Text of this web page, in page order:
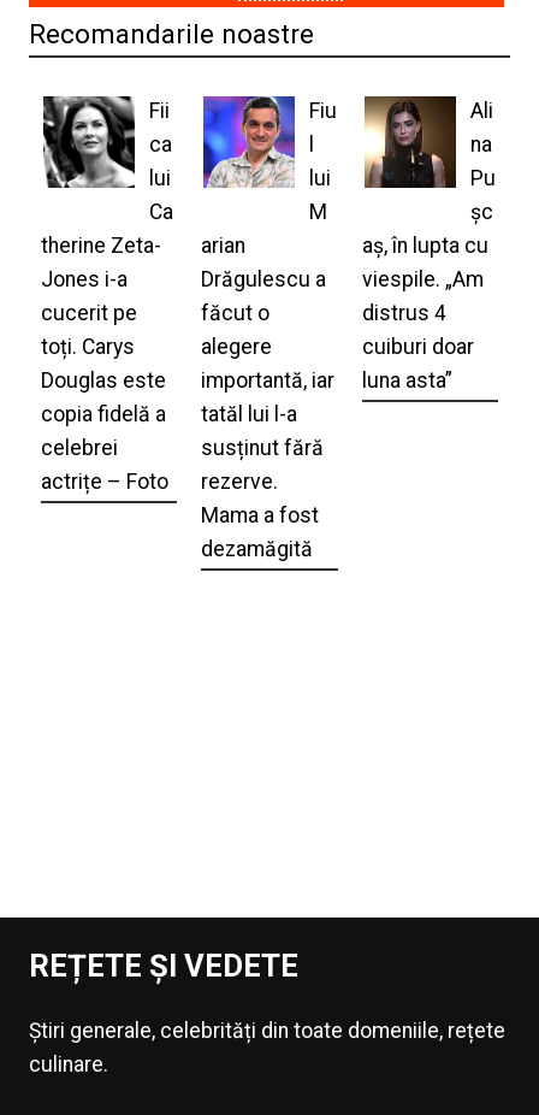
Recomandarile noastre
Fii
ca
lui
Ca
therine Zeta-
Jones i-a
cucerit pe
toți. Carys
Douglas este
copia fidelă a
celebrei
actrițe – Foto
Fiu
lui
M
arian
Drăgulescu a
făcut o
alegere
importantă, iar
tatăl lui l-a
susținut fără
rezerve.
Mama a fost
dezamăgită
Ali
na
Pu
șc
aș, în lupta cu
viespile. „Am
distrus 4
cuiburi doar
luna asta”
REȚETE ȘI VEDETE
Știri generale, celebrități din toate domeniile, rețete
culinare.